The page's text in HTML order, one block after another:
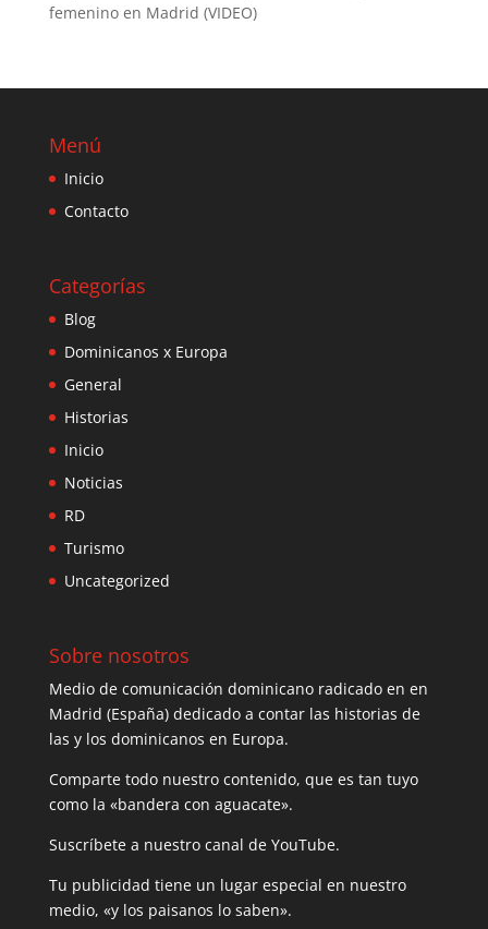
femenino en Madrid (VIDEO)
Menú
Inicio
Contacto
Categorías
Blog
Dominicanos x Europa
General
Historias
Inicio
Noticias
RD
Turismo
Uncategorized
Sobre nosotros
Medio de comunicación dominicano radicado en en
Madrid (España) dedicado a contar las historias de
las y los dominicanos en Europa.
Comparte todo nuestro contenido, que es tan tuyo
como la «bandera con aguacate».
Suscríbete a nuestro canal de YouTube.
Tu publicidad tiene un lugar especial en nuestro
medio, «y los paisanos lo saben».